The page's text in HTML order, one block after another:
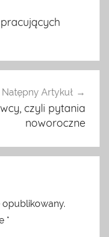
Natępny Artykuł
czyli pytania
noworoczne
*